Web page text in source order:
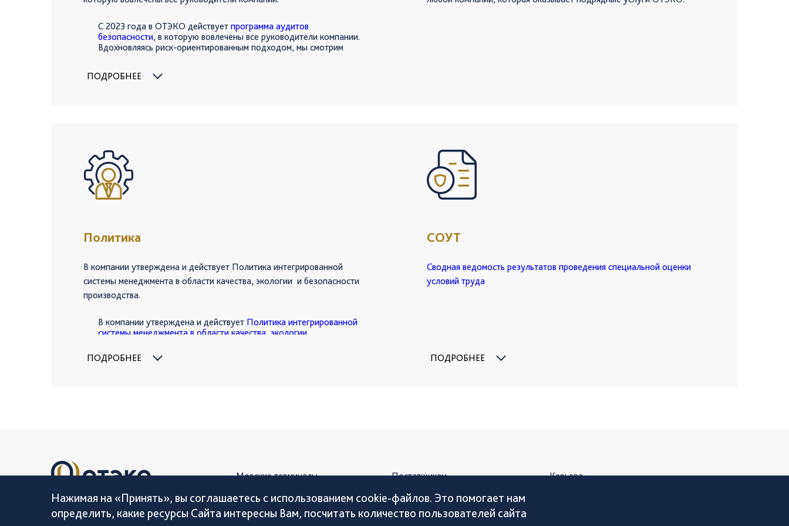
С 2023 года в ОТЭКО действует программа аудитов
безопасности, в которую вовлечены все руководители компании.
Вдохновляясь риск-ориентированным подходом, мы смотрим
сотрудников с помощью наставничества и мотивируем работать
ПОДРОБНЕЕ
Политика
В компании утверждена и действует Политика интегрированной
системы менеджмента в области качества, экологии и безопасности
производства.
В компании утверждена и действует Политика интегрированной
системы менеджмента в области качества, экологии
Принципы Политики — это наши обязательства перед
сотрудниками и клиентами. Мы строим успешный, надежный
ПОДРОБНЕЕ
СОУТ
Сводная ведомость результатов проведения специальной оценки
условий труда
ПОДРОБНЕЕ
8 (800) 200-34-34
Морские терминалы
Клиентам
О компании
Поставщикам
Устойчивое развитие
Пресс-центр
Карьера
Нажимая на «Принять», вы соглашаетесь с использованием cookie-файлов. Это помогает нам
определить, какие ресурсы Сайта интересны Вам, посчитать количество пользователей сайта